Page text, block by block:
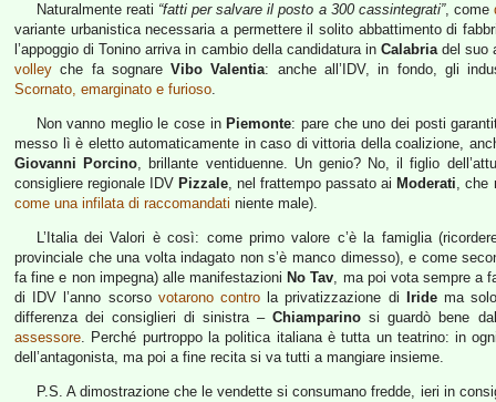
Naturalmente reati “fatti per salvare il posto a 300 cassintegrati”, come
variante urbanistica necessaria a permettere il solito abbattimento di
l’appoggio di Tonino arriva in cambio della candidatura in Calabriadel suo
volley che fa sognareVibo Valentia: anche all’IDV, in fondo, gli
Scornato, emarginato e furioso.
Non vanno meglio le cose in Piemonte: pare che uno dei posti
messo lì è eletto automaticamente in caso di vittoria della coalizione,
Giovanni Porcino, brillante ventiduenne. Un genio? No, il figlio
consigliere regionale IDV Pizzale, nel frattempo passato ai Moderati, che
come una infilata di raccomandati niente male).
L’Italia dei Valori è così: come primo valore c’è la famiglia
provinciale che una volta indagato non s’è manco dimesso), e come
fa fine e non impegna) alle manifestazioni No Tav, ma poi vota sempre a
di IDV l’anno scorso votarono contro la privatizzazione di Iridema solo
differenza dei consiglieri di sinistra –Chiamparino si guardò bene
assessore. Perché purtroppo la politica italiana è tutta un teatrino: in
dell’antagonista, ma poi a fine recita si va tutti a mangiare insieme.
P.S. A dimostrazione che le vendette si consumano fredde, ieri in